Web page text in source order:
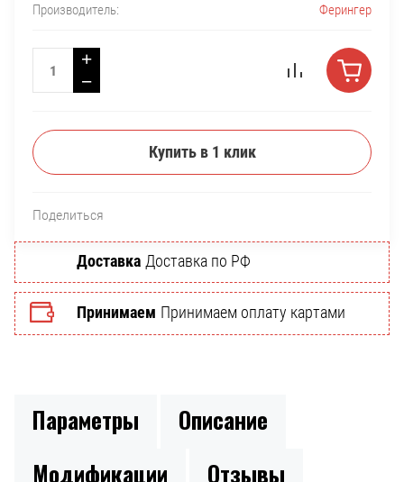
Производитель: Ферингер
−
+
Купить в 1 клик
Поделиться
Доставка Доставка по РФ
Принимаем Принимаем оплату картами
Параметры
Описание
Модификации
Отзывы